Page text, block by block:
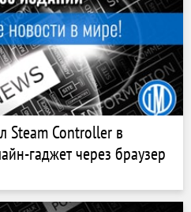
Steam Controller в
гаджет через браузер